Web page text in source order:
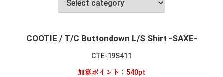
COOTIE / T/C Buttondown L/S Shirt -SAXE-
CTE-19S411
加算ポイント： 540pt